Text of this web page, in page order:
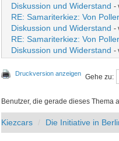
Diskussion und Widerstand -
RE: Samariterkiez: Von
Diskussion und Widerstand -
RE: Samariterkiez: Von
Diskussion und Widerstand -
Druckversion anzeigen Gehe zu:
Benutzer, die gerade dieses Thema
Kiezcars Die Initiative in